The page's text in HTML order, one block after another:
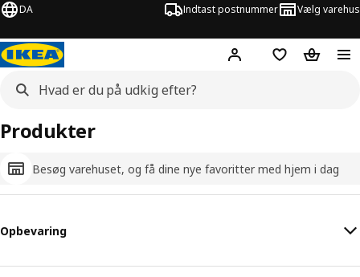
DA Indtast postnummer Vælg varehus
Hej! Log ind her
Huskeliste
Kurv
Besøg varehuset, og få dine nye favoritter med hjem i dag
Produkter
Opbevaring